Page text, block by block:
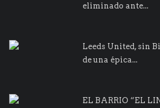
eliminado ante...
Leeds United, sin
de una épica...
EL BARRIO “EL